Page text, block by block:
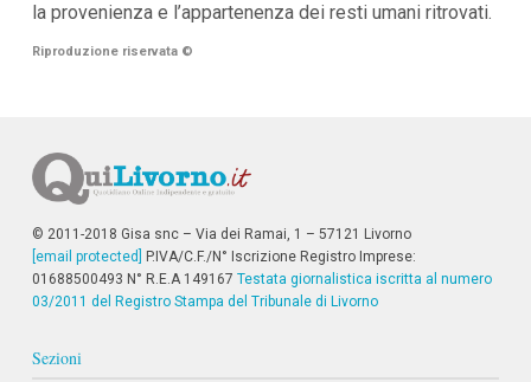
l
V
f
o
n
o
la provenienza e l’appartenenza dei resti umani ritrovati.
Riproduzione riservata ©
© 2011-2018 Gisa snc – Via dei Ramai, 1 – 57121 Livorno
[email protected]
P.IVA/C.F./N° Iscrizione Registro Imprese:
01688500493 N° R.E.A 149167 Testata giornalistica iscritta al numero
03/2011 del Registro Stampa del Tribunale di Livorno
Sezioni